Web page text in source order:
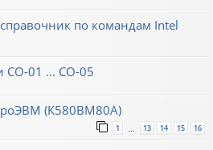
по командам Intel
СО-01 ... СО-05
(К580ВМ80А)
1 13 14 15 16